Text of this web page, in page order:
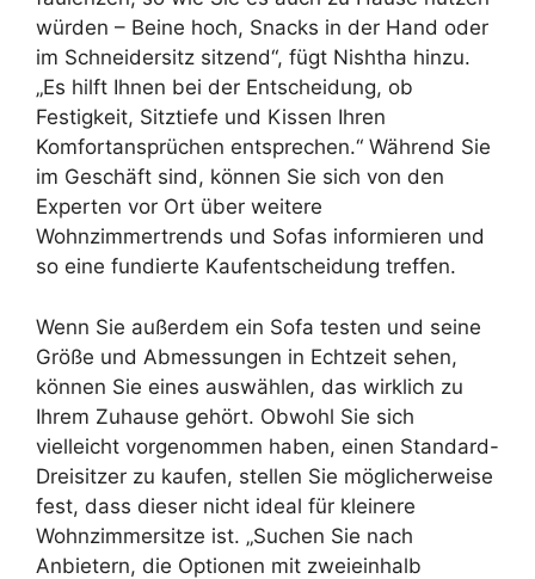
würden – Beine hoch, Snacks in der Hand oder
im Schneidersitz sitzend“, fügt Nishtha hinzu.
„Es hilft Ihnen bei der Entscheidung, ob
Festigkeit, Sitztiefe und Kissen Ihren
Komfortansprüchen entsprechen.“ Während Sie
im Geschäft sind, können Sie sich von den
Experten vor Ort über weitere
Wohnzimmertrends und Sofas informieren und
so eine fundierte Kaufentscheidung treffen.
Wenn Sie außerdem ein Sofa testen und seine
Größe und Abmessungen in Echtzeit sehen,
können Sie eines auswählen, das wirklich zu
Ihrem Zuhause gehört. Obwohl Sie sich
vielleicht vorgenommen haben, einen Standard-
Dreisitzer zu kaufen, stellen Sie möglicherweise
fest, dass dieser nicht ideal für kleinere
Wohnzimmersitze ist. „Suchen Sie nach
Anbietern, die Optionen mit zweieinhalb